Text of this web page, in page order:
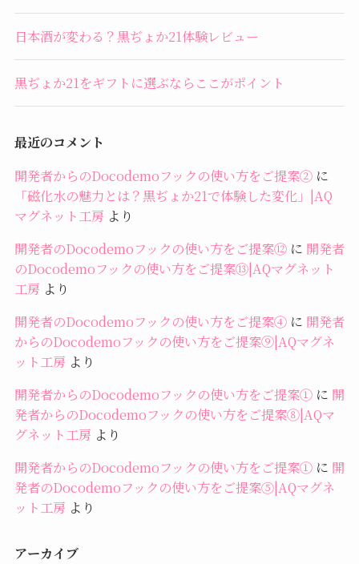
日本酒が変わる？黒ぢょか21体験レビュー
黒ぢょか21をギフトに選ぶならここがポイント
最近のコメント
開発者からのDocodemoフックの使い方をご提案②に
「磁化水の魅力とは？黒ぢょか21で体験した変化」|AQ
マグネット工房 より
開発者のDocodemoフックの使い方をご提案⑫に 開発者
のDocodemoフックの使い方をご提案⑬|AQマグネット
工房 より
開発者のDocodemoフックの使い方をご提案④に 開発者
からのDocodemoフックの使い方をご提案⑨|AQマグネ
ット工房 より
開発者からのDocodemoフックの使い方をご提案①に 開
発者からのDocodemoフックの使い方をご提案⑧|AQマ
グネット工房 より
開発者からのDocodemoフックの使い方をご提案①に 開
発者のDocodemoフックの使い方をご提案⑤|AQマグネ
ット工房 より
アーカイブ